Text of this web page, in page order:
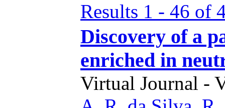
Results 1 - 46 of
Discovery of a
enriched in
Virtual Journal -